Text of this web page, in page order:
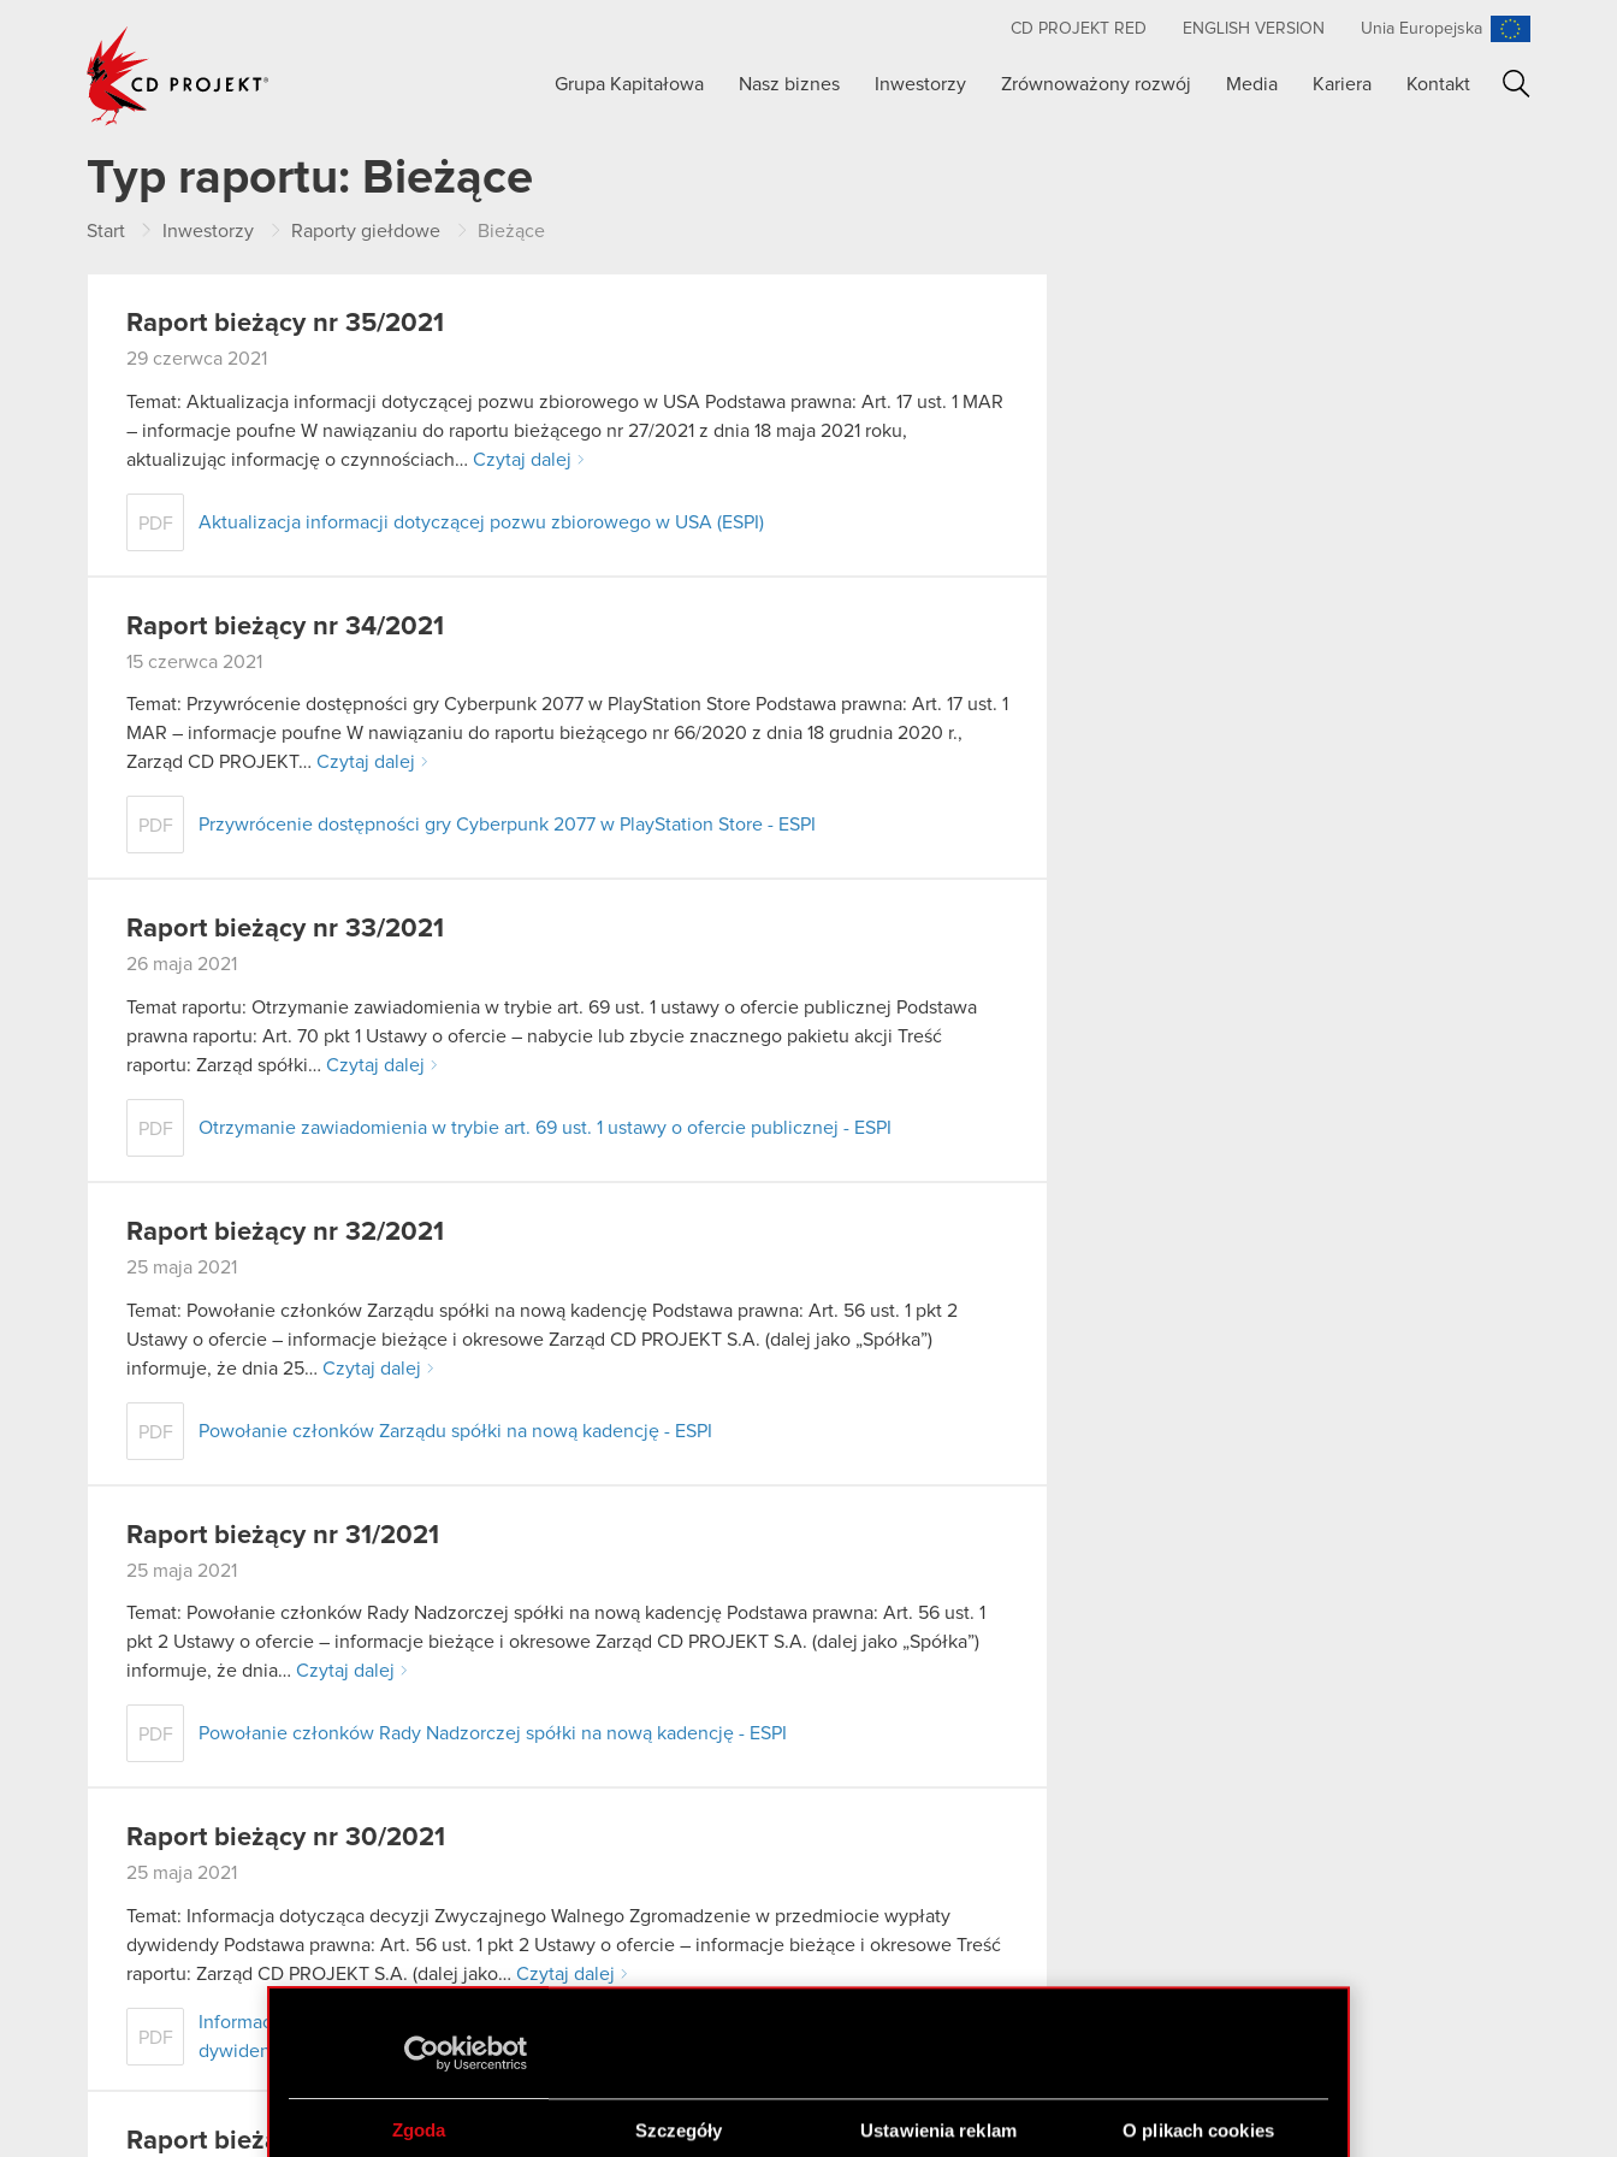
Zgoda Szczegóły Ustawienia reklam O plikach cookies
CD PROJEKT RED ENGLISH VERSION Unia Europejska
Grupa Kapitałowa Nasz biznes Inwestorzy Zrównoważony rozwój Media Kariera Kontakt
Typ raportu: Bieżące
Start Inwestorzy Raporty giełdowe Bieżące
Raport bieżący nr 35/2021
29 czerwca 2021
Temat: Aktualizacja informacji dotyczącej pozwu zbiorowego w USA Podstawa prawna: Art. 17 ust. 1 MAR
– informacje poufne W nawiązaniu do raportu bieżącego nr 27/2021 z dnia 18 maja 2021 roku,
aktualizując informację o czynnościach… Czytaj dalej
PDF Aktualizacja informacji dotyczącej pozwu zbiorowego w USA (ESPI)
Raport bieżący nr 34/2021
15 czerwca 2021
Temat: Przywrócenie dostępności gry Cyberpunk 2077 w PlayStation Store Podstawa prawna: Art. 17 ust. 1
MAR – informacje poufne W nawiązaniu do raportu bieżącego nr 66/2020 z dnia 18 grudnia 2020 r.,
Zarząd CD PROJEKT… Czytaj dalej
PDF Przywrócenie dostępności gry Cyberpunk 2077 w PlayStation Store - ESPI
Raport bieżący nr 33/2021
26 maja 2021
Temat raportu: Otrzymanie zawiadomienia w trybie art. 69 ust. 1 ustawy o ofercie publicznej Podstawa
prawna raportu: Art. 70 pkt 1 Ustawy o ofercie – nabycie lub zbycie znacznego pakietu akcji Treść
raportu: Zarząd spółki… Czytaj dalej
PDF Otrzymanie zawiadomienia w trybie art. 69 ust. 1 ustawy o ofercie publicznej - ESPI
Raport bieżący nr 32/2021
25 maja 2021
Temat: Powołanie członków Zarządu spółki na nową kadencję Podstawa prawna: Art. 56 ust. 1 pkt 2
Ustawy o ofercie – informacje bieżące i okresowe Zarząd CD PROJEKT S.A. (dalej jako „Spółka”)
informuje, że dnia 25… Czytaj dalej
PDF Powołanie członków Zarządu spółki na nową kadencję - ESPI
Raport bieżący nr 31/2021
25 maja 2021
Temat: Powołanie członków Rady Nadzorczej spółki na nową kadencję Podstawa prawna: Art. 56 ust. 1
pkt 2 Ustawy o ofercie – informacje bieżące i okresowe Zarząd CD PROJEKT S.A. (dalej jako „Spółka”)
informuje, że dnia… Czytaj dalej
PDF Powołanie członków Rady Nadzorczej spółki na nową kadencję - ESPI
Raport bieżący nr 30/2021
25 maja 2021
Temat: Informacja dotycząca decyzji Zwyczajnego Walnego Zgromadzenie w przedmiocie wypłaty
dywidendy Podstawa prawna: Art. 56 ust. 1 pkt 2 Ustawy o ofercie – informacje bieżące i okresowe Treść
raportu: Zarząd CD PROJEKT S.A. (dalej jako… Czytaj dalej
PDF
Informacja dotycząca decyzji Zwyczajnego Walnego Zgromadzenie w przedmiocie wypłaty
dywidendy - ESPI
Raport bieżący nr 29/2021